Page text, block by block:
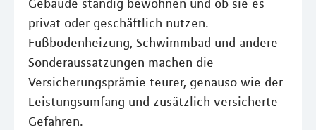
Gebäude ständig bewohnen und ob sie es
privat oder geschäftlich nutzen.
Fußbodenheizung, Schwimmbad und andere
Sonderaussatzungen machen die
Versicherungsprämie teurer, genauso wie der
Leistungsumfang und zusätzlich versicherte
Gefahren.